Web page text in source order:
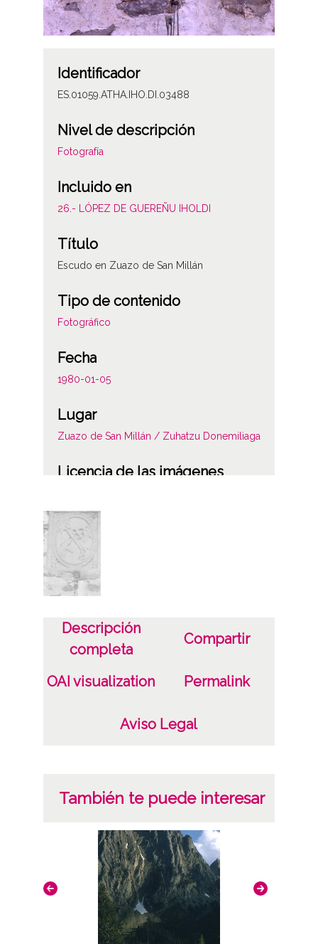
Identificador
ES.01059.ATHA.IHO.DI.03488
Nivel de descripción
Fotografía
Incluido en
26.- LÓPEZ DE GUEREÑU IHOLDI
Título
Escudo en Zuazo de San Millán
Tipo de contenido
Fotográfico
Fecha
1980-01-05
Lugar
Zuazo de San Millán / Zuhatzu Donemiliaga
Licencia de las imágenes
Descripción
completa
Compartir
OAI visualization Permalink
Aviso Legal
También te puede interesar